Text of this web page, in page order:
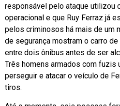
responsável pelo ataque utilizou
operacional e que Ruy Ferraz já
pelos criminosos há mais de um
de segurança mostram o carro
entre dois ônibus antes de ser
Três homens armados com fuzis
perseguir e atacar o veículo de
tiros.